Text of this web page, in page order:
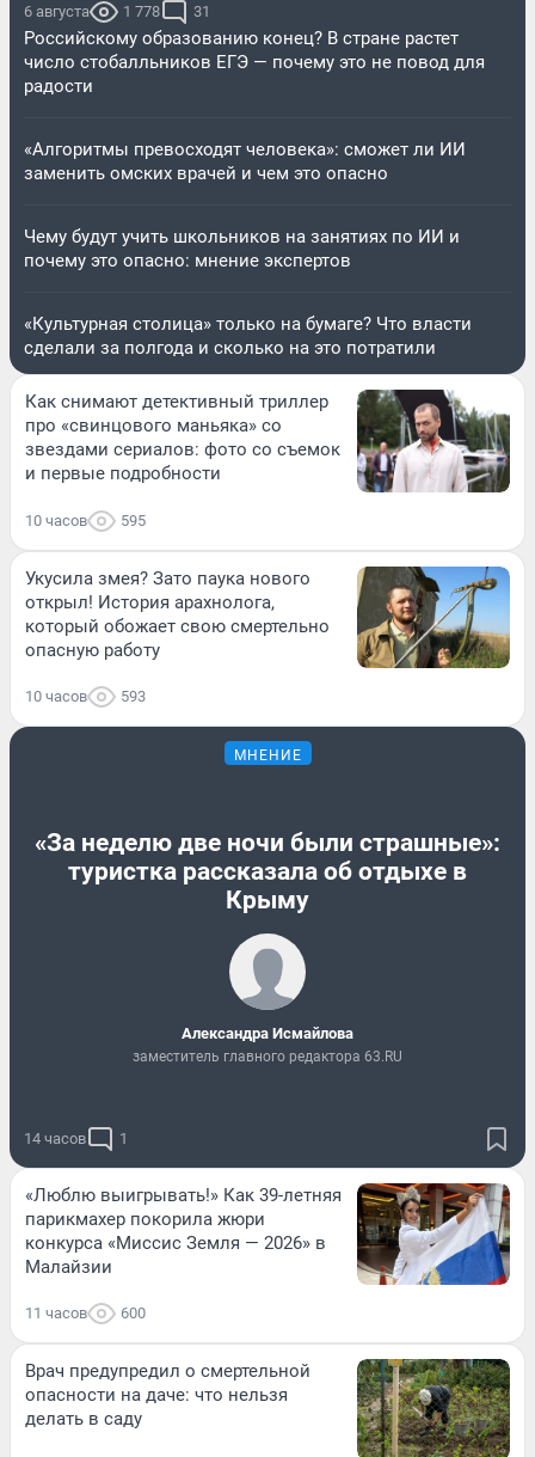
6 августа 1 778 31
Российскому образованию конец? В стране растет
число стобалльников ЕГЭ — почему это не повод для
радости
«Алгоритмы превосходят человека»: сможет ли ИИ
заменить омских врачей и чем это опасно
Чему будут учить школьников на занятиях по ИИ и
почему это опасно: мнение экспертов
«Культурная столица» только на бумаге? Что власти
сделали за полгода и сколько на это потратили
Как снимают детективный триллер
про «свинцового маньяка» со
звездами сериалов: фото со съемок
и первые подробности
10 часов 595
Укусила змея? Зато паука нового
открыл! История арахнолога,
который обожает свою смертельно
опасную работу
10 часов 593
МНЕНИЕ
«За неделю две ночи были страшные»:
туристка рассказала об отдыхе в
Крыму
Александра Исмайлова
заместитель главного редактора 63.RU
14 часов 1
«Люблю выигрывать!» Как 39-летняя
парикмахер покорила жюри
конкурса «Миссис Земля — 2026» в
Малайзии
11 часов 600
Врач предупредил о смертельной
опасности на даче: что нельзя
делать в саду